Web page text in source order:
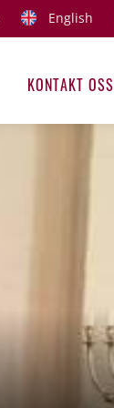
English
KONTAKT OSS